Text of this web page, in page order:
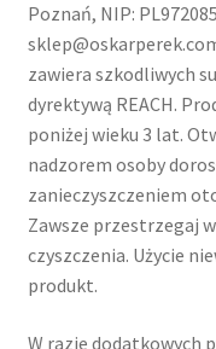
Poznań, NIP:
zawiera szkodliwych
dyrektywą REACH.
poniżej wieku 3 lat.
nadzorem osoby
zanieczyszczeniem
Zawsze przestrzegaj
czyszczenia. Użycie
produkt.
W razie dodatkowych